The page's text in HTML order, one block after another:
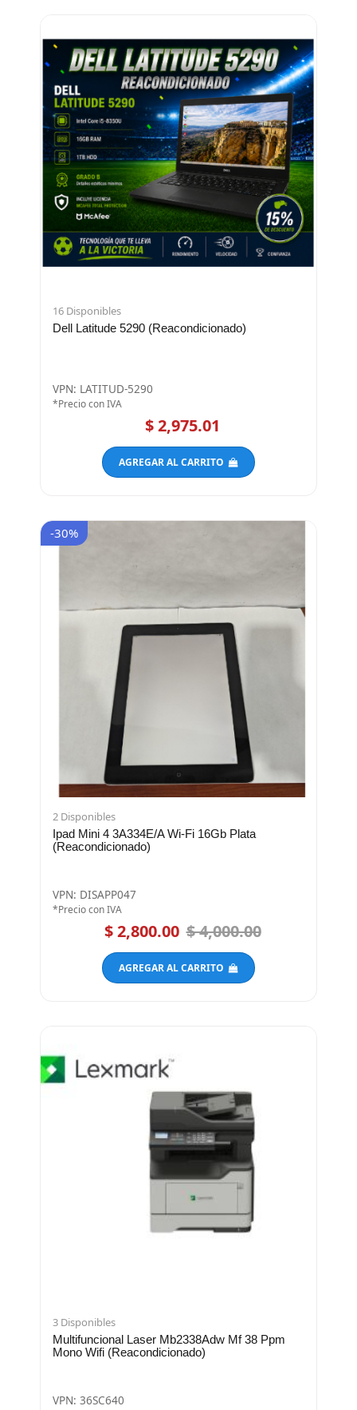
16 Disponibles
VPN: LATITUD-5290
$ 2,975.01
AGREGAR AL CARRITO
-30%
2 Disponibles
Ipad Mini 4 3A334E/A Wi-Fi 16Gb Plata
VPN: DISAPP047
*Precio con IVA
$ 2,800.00$ 4,000.00
AGREGAR AL CARRITO
3 Disponibles
Multifuncional Laser Mb2338Adw Mf 38 Ppm